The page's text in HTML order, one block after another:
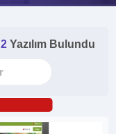
2 Yazılım Bulundu